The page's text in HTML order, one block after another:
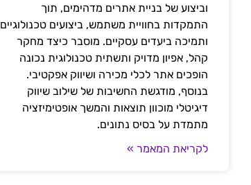
וביצוע של בניית אתרים מדהימים, תוך
התמקדות בחוויית משתמש, ביצועים טכנולוגיים
ותמיכה ביעדים עסקיים. מוסבר כיצד מחקר
קהל, אפיון מדויק ותשתית טכנולוגית נכונה
הופכים אתר לכלי מכירה ושיווק אפקטיבי.
בנוסף, מודגשת החשיבות של שילוב שיווק
דיגיטלי מוכוון תוצאות והמשך אופטימיזציה
מתמדת על בסיס נתונים.
לקריאת המאמר »